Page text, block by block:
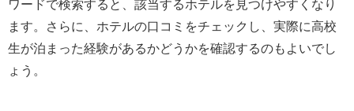
ワードで検索すると、該当するホテルを見つけやすくなり
ます。さらに、ホテルの口コミをチェックし、実際に高校
生が泊まった経験があるかどうかを確認するのもよいでし
ょう。